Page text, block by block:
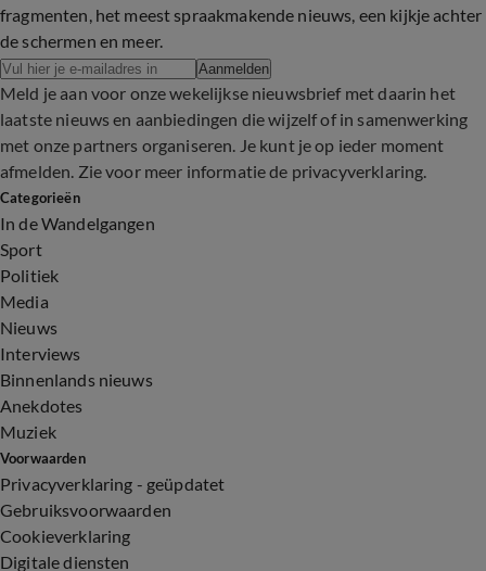
fragmenten, het meest spraakmakende nieuws, een kijkje achter
de schermen en meer.
Aanmelden
Meld je aan voor onze wekelijkse nieuwsbrief met daarin het
laatste nieuws en aanbiedingen die wijzelf of in samenwerking
met onze partners organiseren. Je kunt je op ieder moment
afmelden. Zie voor meer informatie de privacyverklaring.
Categorieën
In de Wandelgangen
Sport
Politiek
Media
Nieuws
Interviews
Binnenlands nieuws
Anekdotes
Muziek
Voorwaarden
Privacyverklaring - geüpdatet
Gebruiksvoorwaarden
Cookieverklaring
Digitale diensten